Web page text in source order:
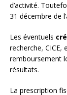
d’activité.
31 décembre de
Les éventuels
recherche, CICE,
remboursement
résultats.
La prescription